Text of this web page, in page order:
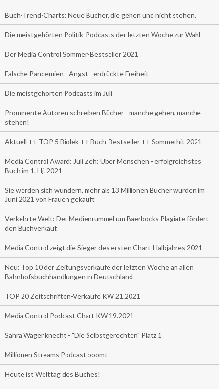
Buch-Trend-Charts: Neue Bücher, die gehen und nicht stehen.
Die meistgehörten Politik-Podcasts der letzten Woche zur Wahl
Der Media Control Sommer-Bestseller 2021
Falsche Pandemien - Angst - erdrückte Freiheit
Die meistgehörten Podcasts im Juli
Prominente Autoren schreiben Bücher - manche gehen, manche
stehen!
Aktuell ++ TOP 5 Biolek ++ Buch-Bestseller ++ Sommerhit 2021
Media Control Award: Juli Zeh: Über Menschen - erfolgreichstes
Buch im 1. Hj. 2021
Sie werden sich wundern, mehr als 13 Millionen Bücher wurden im
Juni 2021 von Frauen gekauft
Verkehrte Welt: Der Medienrummel um Baerbocks Plagiate fördert
den Buchverkauf.
Media Control zeigt die Sieger des ersten Chart-Halbjahres 2021
Neu: Top 10 der Zeitungsverkäufe der letzten Woche an allen
Bahnhofsbuchhandlungen in Deutschland
TOP 20 Zeitschriften-Verkäufe KW 21.2021
Media Control Podcast Chart KW 19.2021
Sahra Wagenknecht - "Die Selbstgerechten" Platz 1
Millionen Streams Podcast boomt
Heute ist Welttag des Buches!